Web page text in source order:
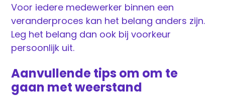
Voor iedere medewerker binnen een
veranderproces kan het belang anders zijn.
Leg het belang dan ook bij voorkeur
persoonlijk uit.
Aanvullende tips om om te
gaan met weerstand